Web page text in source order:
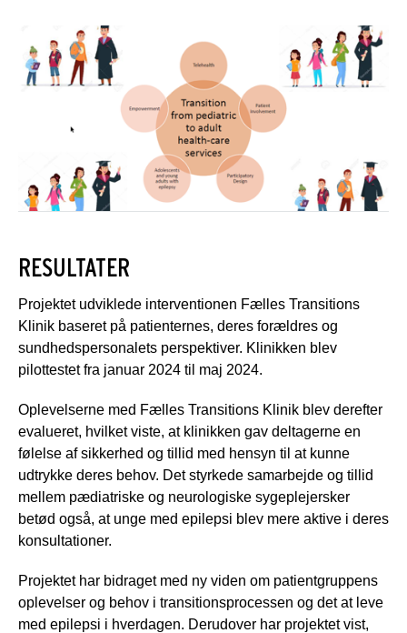
RESULTATER
Projektet udviklede interventionen Fælles Transitions
Klinik baseret på patienternes, deres forældres og
sundhedspersonalets perspektiver. Klinikken blev
pilottestet fra januar 2024 til maj 2024.
Oplevelserne med Fælles Transitions Klinik blev derefter
evalueret, hvilket viste, at klinikken gav deltagerne en
følelse af sikkerhed og tillid med hensyn til at kunne
udtrykke deres behov. Det styrkede samarbejde og tillid
mellem pædiatriske og neurologiske sygeplejersker
betød også, at unge med epilepsi blev mere aktive i deres
konsultationer.
Projektet har bidraget med ny viden om patientgruppens
oplevelser og behov i transitionsprocessen og det at leve
med epilepsi i hverdagen. Derudover har projektet vist,